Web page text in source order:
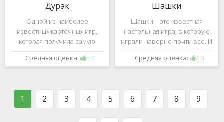
Дурак
Одной из наиболее
известных карточных игр,
которая получила самую
большую известность среди
всех людей всех возрастных
такого человека, который бы
Средняя оценка: 5.0
Шашки
Шашки – это известная
настольная игра, в которую
играли наверно почти все. И
это не странно. Эта игра
имеет не сложные правила и
свободное время, но
Средняя оценка: 4.3
1 2 3 4 5 6 7 8 9